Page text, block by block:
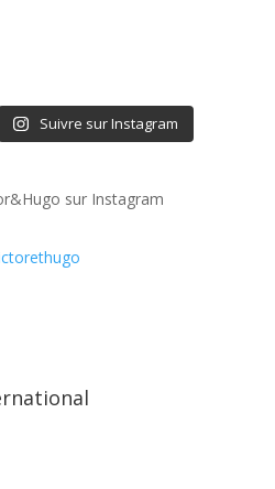
Suivre sur Instagram
sur Instagram